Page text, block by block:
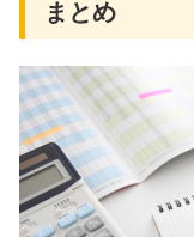
まとめ